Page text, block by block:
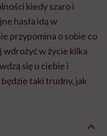
kiedy szaro i
hasła idą w
przypomina o sobie co
wdrożyć w życie kilka
się u ciebie i
taki trudny, jak